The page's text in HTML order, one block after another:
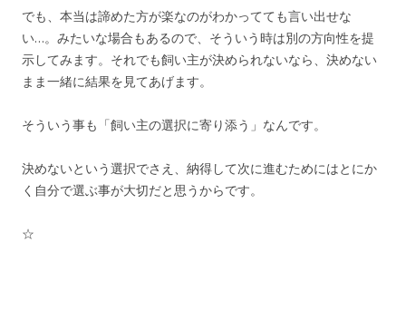
でも、本当は諦めた方が楽なのがわかってても言い出せな
い…。みたいな場合もあるので、そういう時は別の方向性を提
示してみます。それでも飼い主が決められないなら、決めない
まま一緒に結果を見てあげます。
そういう事も「飼い主の選択に寄り添う」なんです。
決めないという選択でさえ、納得して次に進むためにはとにか
く自分で選ぶ事が大切だと思うからです。
☆